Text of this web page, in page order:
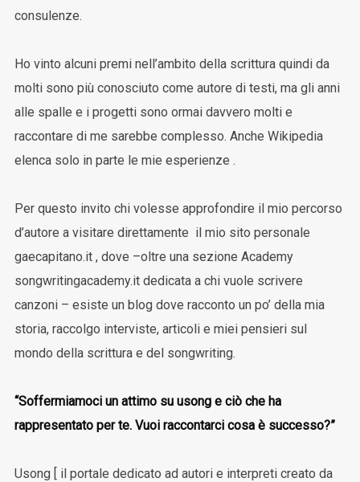
consulenze.
Ho vinto alcuni premi nell’ambito della scrittura quindi da
molti sono più conosciuto come autore di testi, ma gli anni
alle spalle e i progetti sono ormai davvero molti e
raccontare di me sarebbe complesso. Anche Wikipedia
elenca solo in parte le mie esperienze .
Per questo invito chi volesse approfondire il mio percorso
d’autore a visitare direttamente il mio sito personale
gaecapitano.it , dove –oltre una sezione Academy
songwritingacademy.it dedicata a chi vuole scrivere
canzoni – esiste un blog dove racconto un po’ della mia
storia, raccolgo interviste, articoli e miei pensieri sul
mondo della scrittura e del songwriting.
“Soffermiamoci un attimo su usong e ciò che ha
rappresentato per te. Vuoi raccontarci cosa è successo?”
Usong [ il portale dedicato ad autori e interpreti creato da